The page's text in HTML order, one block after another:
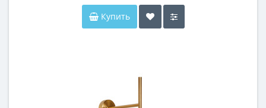
Купить